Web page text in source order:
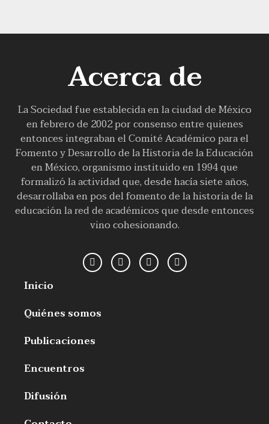
Acerca de
La Sociedad fue establecida en la ciudad de México
en febrero de 2002 por consenso entre quienes
entonces integraban el Comité Académico para el
Fomento y Desarrollo de la Historia de la Educación
en México, organismo instituido en 1994 que
formalizó la actividad que, desde hacía siete años,
desarrollaba en pos del fomento de la historia de la
educación la red de académicos que desde entonces
vino cohesionando.
Inicio
Quiénes somos
Publicaciones
Encuentros
Difusión